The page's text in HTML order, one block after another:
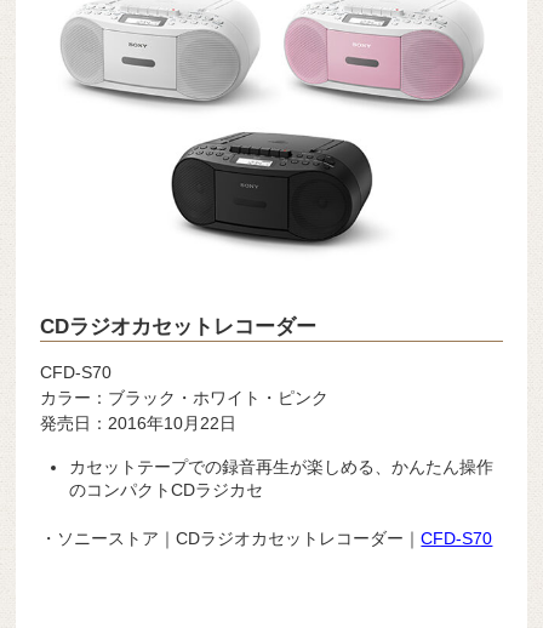
CDラジオカセットレコーダー
CFD-S70
カラー：ブラック・ホワイト・ピンク
発売日：2016年10月22日
カセットテープでの録音再生が楽しめる、かんたん操作
のコンパクトCDラジカセ
・ソニーストア｜CDラジオカセットレコーダー｜CFD-S70